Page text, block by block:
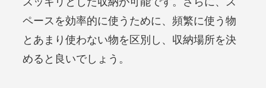
ペースを効率的に使うために、頻繁に使う物
とあまり使わない物を区別し、収納場所を決
めると良いでしょう。